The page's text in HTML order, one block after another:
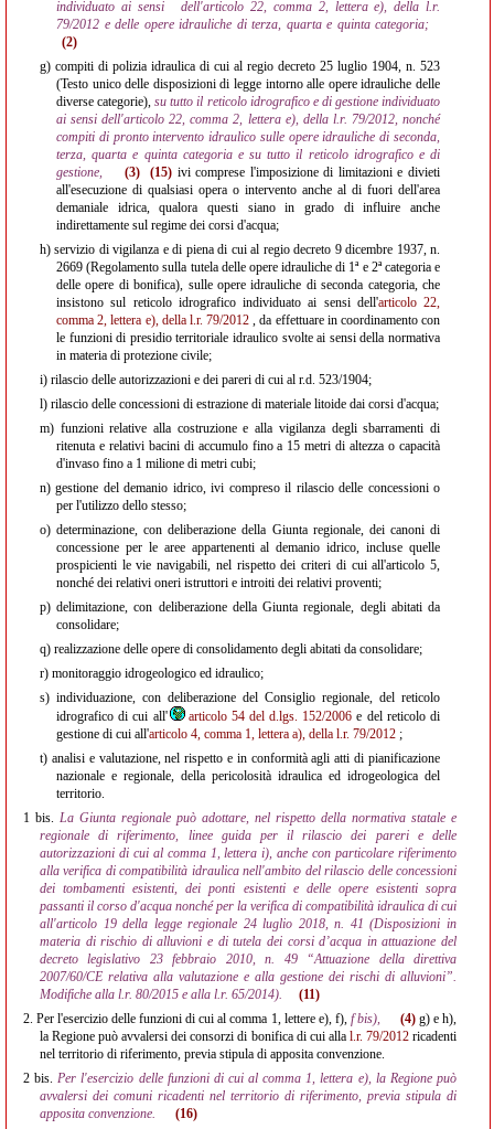
individuato ai sensi
dell'articolo 22, comma 2, lettera e), della l.r.
79/2012 e delle opere idrauliche di terza, quarta e quinta categoria;
(2)
g) compiti di polizia idraulica di cui al regio decreto 25 luglio 1904, n. 523
(Testo unico delle disposizioni di legge intorno alle opere idrauliche delle
diverse categorie),su tutto il reticolo idrografico e di gestione individuato
ai sensi dell'articolo 22, comma 2, lettera e), della l.r. 79/2012, nonché
compiti di pronto intervento idraulico sulle opere idrauliche di seconda,
terza, quarta e quinta categoria e su tutto il reticolo idrografico e di
gestione,
(3) (15) ivi comprese l'imposizione di limitazioni e divieti
all'esecuzione di qualsiasi opera o intervento anche al di fuori dell'area
demaniale idrica, qualora questi siano in grado di influire anche
indirettamente sul regime dei corsi d'acqua;
h) servizio di vigilanza e di piena di cui al regio decreto 9 dicembre 1937, n.
2669 (Regolamento sulla tutela delle opere idrauliche di 1ª e 2ª categoria e
delle opere di bonifica), sulle opere idrauliche di seconda categoria, che
insistono sul reticolo idrografico individuato ai sensi dell'articolo 22,
comma 2, lettera e), della l.r. 79/2012 , da effettuare in coordinamento con
le funzioni di presidio territoriale idraulico svolte ai sensi della normativa
in materia di protezione civile;
i) rilascio delle autorizzazioni e dei pareri di cui al r.d. 523/1904;
l) rilascio delle concessioni di estrazione di materiale litoide dai corsi d'acqua;
m) funzioni relative alla costruzione e alla vigilanza degli sbarramenti di
ritenuta e relativi bacini di accumulo fino a 15 metri di altezza o capacità
d'invaso fino a 1 milione di metri cubi;
n) gestione del demanio idrico, ivi compreso il rilascio delle concessioni o
per l'utilizzo dello stesso;
o) determinazione, con deliberazione della Giunta regionale, dei canoni di
concessione per le aree appartenenti al demanio idrico, incluse quelle
prospicienti le vie navigabili, nel rispetto dei criteri di cui all'articolo 5,
nonché dei relativi oneri istruttori e introiti dei relativi proventi;
p) delimitazione, con deliberazione della Giunta regionale, degli abitati da
consolidare;
q) realizzazione delle opere di consolidamento degli abitati da consolidare;
r) monitoraggio idrogeologico ed idraulico;
s) individuazione, con deliberazione del Consiglio regionale, del reticolo
idrografico di cui all'
articolo 54 del d.lgs. 152/2006 e del reticolo di
gestione di cui all'articolo 4, comma 1, lettera a), della l.r. 79/2012 ;
t) analisi e valutazione, nel rispetto e in conformità agli atti di pianificazione
nazionale e regionale, della pericolosità idraulica ed idrogeologica del
territorio.
1 bis. La Giunta regionale può adottare, nel rispetto della normativa statale e
regionale di riferimento, linee guida per il rilascio dei pareri e delle
autorizzazioni di cui al comma 1, lettera i), anche con particolare riferimento
alla verifica di compatibilità idraulica nell'ambito del rilascio delle concessioni
dei tombamenti esistenti, dei ponti esistenti e delle opere esistenti sopra
passanti il corso d'acqua nonché per la verifica di compatibilità idraulica di cui
all'articolo 19 della legge regionale 24 luglio 2018, n. 41 (Disposizioni in
materia di rischio di alluvioni e di tutela dei corsi d’acqua in attuazione del
decreto legislativo 23 febbraio 2010, n. 49 “Attuazione della direttiva
2007/60/CE relativa alla valutazione e alla gestione dei rischi di alluvioni”.
Modifiche alla l.r. 80/2015 e alla l.r. 65/2014).
(11)
2. Per l'esercizio delle funzioni di cui al comma 1, lettere e), f), f bis), (4)g) e h),
la Regione può avvalersi dei consorzi di bonifica di cui alla l.r. 79/2012ricadenti
nel territorio di riferimento, previa stipula di apposita convenzione.
2 bis. Per l'esercizio delle funzioni di cui al comma 1, lettera e), la Regione può
avvalersi dei comuni ricadenti nel territorio di riferimento, previa stipula di
apposita convenzione.
(16)